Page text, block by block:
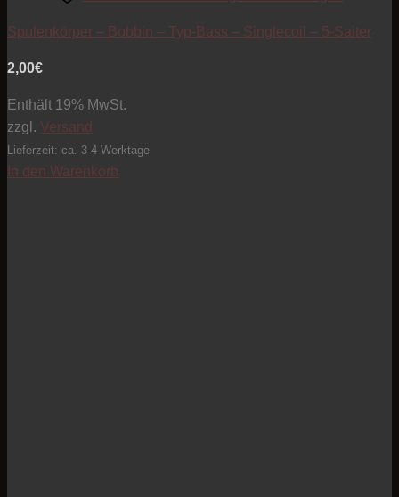
Spulenkörper – Bobbin – Typ-Bass – Singlecoil – 5-Saiter
2,00€
Enthält 19% MwSt.
zzgl. Versand
Lieferzeit: ca. 3-4 Werktage
In den Warenkorb